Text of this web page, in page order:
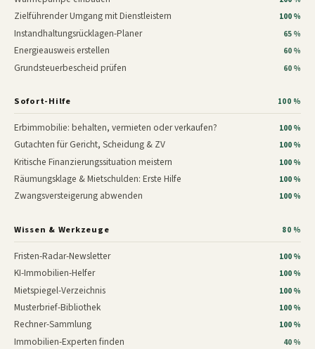
Zielführender Umgang mit Dienstleistern 100 %
Instandhaltungsrücklagen-Planer 65 %
Energieausweis erstellen 60 %
Grundsteuerbescheid prüfen 60 %
Sofort-Hilfe 100 %
Erbimmobilie: behalten, vermieten oder verkaufen? 100 %
Gutachten für Gericht, Scheidung & ZV 100 %
Kritische Finanzierungssituation meistern 100 %
Räumungsklage & Mietschulden: Erste Hilfe 100 %
Zwangsversteigerung abwenden 100 %
Wissen & Werkzeuge 80 %
Fristen-Radar-Newsletter 100 %
KI-Immobilien-Helfer 100 %
Mietspiegel-Verzeichnis 100 %
Musterbrief-Bibliothek 100 %
Rechner-Sammlung 100 %
Immobilien-Experten finden 40 %